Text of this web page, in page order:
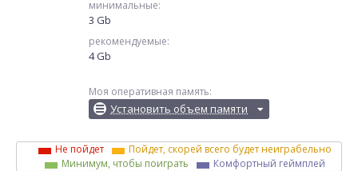
минимальные:
3 Gb
рекомендуемые:
4 Gb
Моя оперативная память:
Установить объем памяти
Не пойдет
Пойдет, скорей всего будет неиграбельно
Минимум, чтобы поиграть
Комфортный геймплей